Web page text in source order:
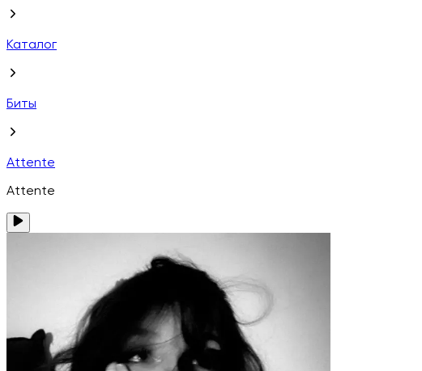
Каталог
Биты
Attente
Attente